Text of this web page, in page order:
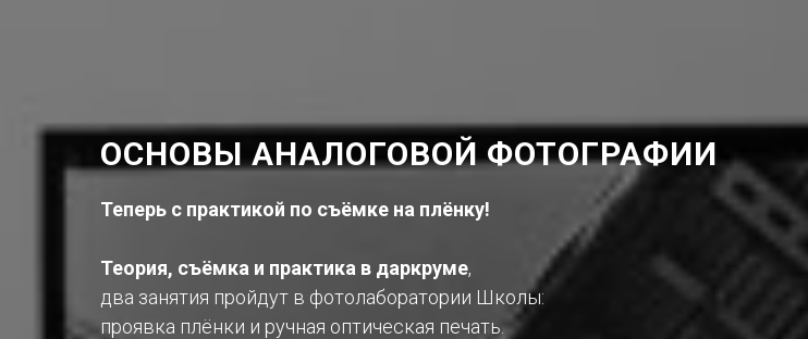
ОСНОВЫ АНАЛОГОВОЙ ФОТОГРАФИИ
Теперь с практикой по съёмке на плёнку!
Теория, съёмка и практика в даркруме,
два занятия пройдут в фотолаборатории Школы:
проявка плёнки и ручная оптическая печать.